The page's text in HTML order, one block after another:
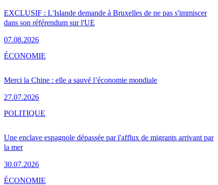
EXCLUSIF : L'Islande demande à Bruxelles de ne pas s'immiscer
dans son référendum sur l'UE
07.08.2026
Merci la Chine : elle a sauvé l’économie mondiale
27.07.2026
ÉCONOMIE
Une enclave espagnole dépassée par l'afflux de migrants arrivant par
la mer
30.07.2026
POLITIQUE
ÉCONOMIE